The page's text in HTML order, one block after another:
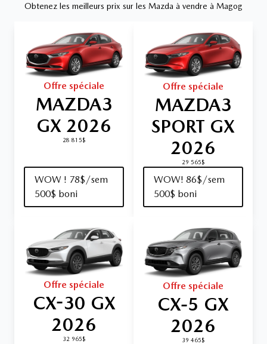
Obtenez les meilleurs prix sur les Mazda à vendre à Magog
Offre spéciale
MAZDA3
GX 2026
28 815$
WOW ! 78$/sem
500$ boni
Offre spéciale
MAZDA3
SPORT GX
2026
29 565$
WOW! 86$/sem
500$ boni
Offre spéciale
CX-30 GX
2026
32 965$
Offre spéciale
CX‑5 GX
2026
39 465$